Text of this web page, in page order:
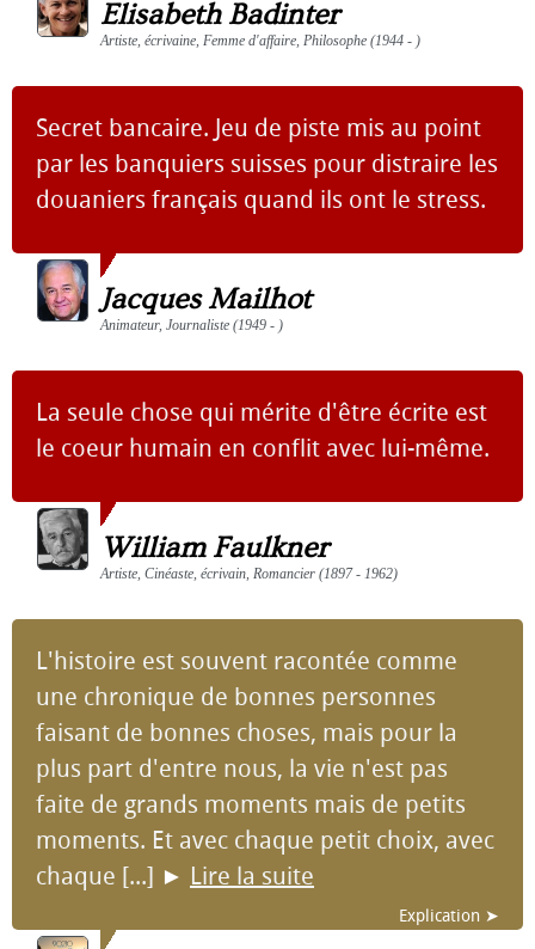
Elisabeth Badinter
Artiste, écrivaine, Femme d'affaire, Philosophe (1944 - )
Secret bancaire. Jeu de piste mis au point
par les banquiers suisses pour distraire les
douaniers français quand ils ont le stress.
Jacques Mailhot
Animateur, Journaliste (1949 - )
La seule chose qui mérite d'être écrite est
le coeur humain en conflit avec lui-même.
William Faulkner
Artiste, Cinéaste, écrivain, Romancier (1897 - 1962)
L'histoire est souvent racontée comme
une chronique de bonnes personnes
faisant de bonnes choses, mais pour la
plus part d'entre nous, la vie n'est pas
faite de grands moments mais de petits
moments. Et avec chaque petit choix, avec
chaque [...] ► Lire la suite
Explication ➤